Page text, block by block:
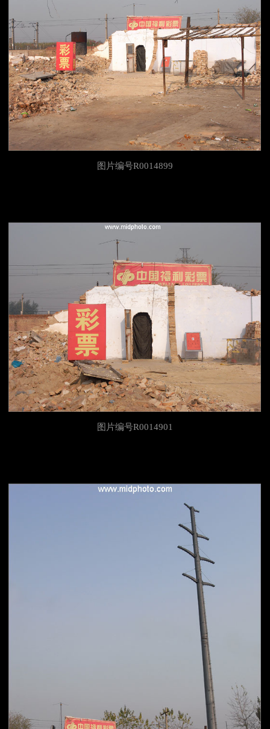
图片编号R0014899
图片编号R0014901